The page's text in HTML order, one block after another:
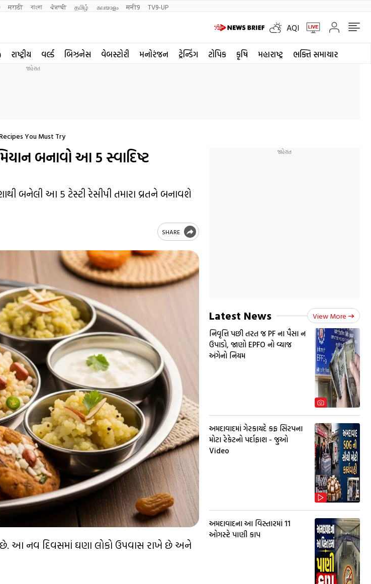
मराठी বাংলা ਪੰਜਾਬੀ தமிழ் മലയാളം मनी9 TV9-UP
AQI
રાષ્ટ્રીય વર્લ્ડ બિઝનેસ વેબસ્ટોરી મનોરંજન ટ્રેન્ડિંગ ટોપિક કૃષિ મહારાષ્ટ્ર ભક્તિ સમાચાર
You Must Try
બનાવો આ 5 સ્વાદિષ્ટ
બનેલી આ 5 ટેસ્ટી રેસીપી તમારા વ્રતને બનાવશે
SHARE
છે. આ નવ દિવસમાં ઘણા લોકો ઉપવાસ રાખે છે અને
Latest News View More
નિવૃત્તિ પછી તરત જ PF ના પૈસા ન
ઉપાડો, જાણો EPFO નો વ્યાજ
અંગેનો નિયમ
અમદાવાદમાં ગેરકાયદે કફ સિરપના
મોટા રેકેટનો પર્દાફાશ - જુઓ
Video
અમદાવાદના આ વિસ્તારમાં 11
ઓગસ્ટે પાણી કાપ